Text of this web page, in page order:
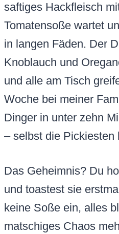
saftiges Hackfleisch
Tomatensoße wartet
in langen Fäden. Der
Knoblauch und
und alle am Tisch
Woche bei meiner
Dinger in unter zehn
– selbst die Pickiesten
Das Geheimnis? Du
und toastest sie
keine Soße ein, alles
matschiges Chaos